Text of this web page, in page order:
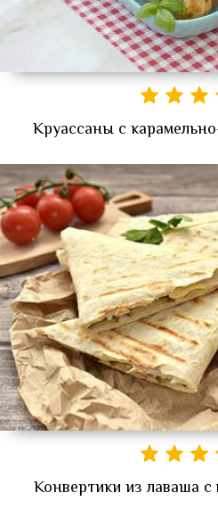
Круассаны с
Конвертики из лаваша